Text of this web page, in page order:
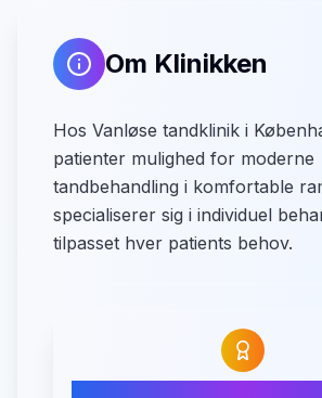
Om Klinikken
Hos Vanløse tandklinik i
patienter mulighed for moderne
tandbehandling i komfortable
specialiserer sig i individuel
tilpasset hver patients behov.